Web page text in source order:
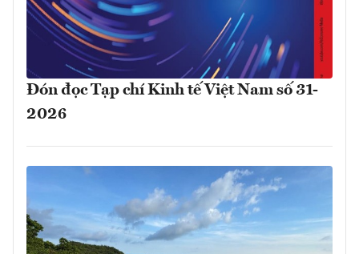
Đón đọc Tạp chí Kinh tế Việt Nam số 31-
2026